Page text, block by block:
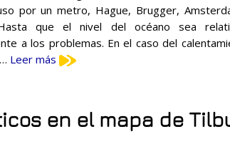
por un metro, Hague, Brugger,
que el nivel del océano sea
a los problemas. En el caso del
Leer más
en el mapa de